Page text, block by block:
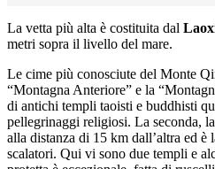
La vetta più alta è costituita dal
metri sopra il livello del mare.
Le cime più conosciute del Monte
“Montagna Anteriore” e la
di antichi templi taoisti e buddhisti
pellegrinaggi religiosi. La seconda,
alla distanza di 15 km dall’altra ed è
scalatori. Qui vi sono due templi e